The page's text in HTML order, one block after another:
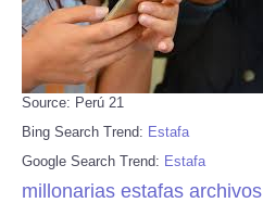
Source: Perú 21
Bing Search Trend: Estafa
Google Search Trend: Estafa
millonarias estafas archivos